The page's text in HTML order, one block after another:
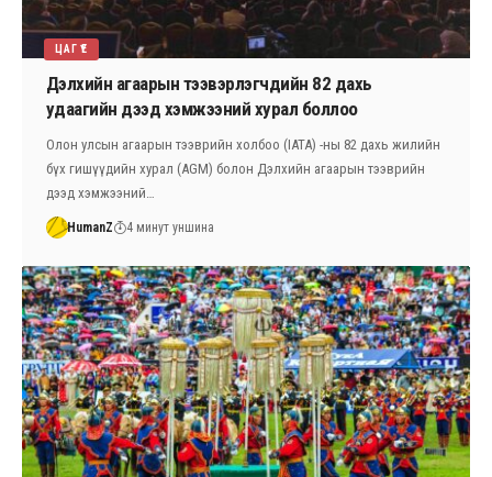
ЦАГ ҮЕ
Дэлхийн агаарын тээвэрлэгчдийн 82 дахь
удаагийн дээд хэмжээний хурал боллоо
Олон улсын агаарын тээврийн холбоо (IATA) -ны 82 дахь жилийн
бүх гишүүдийн хурал (AGM) болон Дэлхийн агаарын тээврийн
дээд хэмжээний…
HumanZ 4 минут уншина